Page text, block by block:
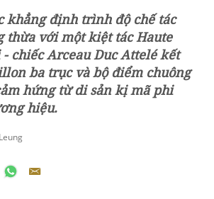
khẳng định trình độ chế tác
thừa với một kiệt tác Haute
chiếc Arceau Duc Attelé kết
ba trục và bộ điểm chuông
hứng từ di sản kị mã phi
hiệu.